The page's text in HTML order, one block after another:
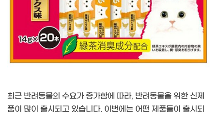
최근 반려동물의 수요가 증가함에 따라, 반려동물을 위한 신제
품이 많이 출시되고 있습니다. 이번에는 어떤 제품들이 출시되